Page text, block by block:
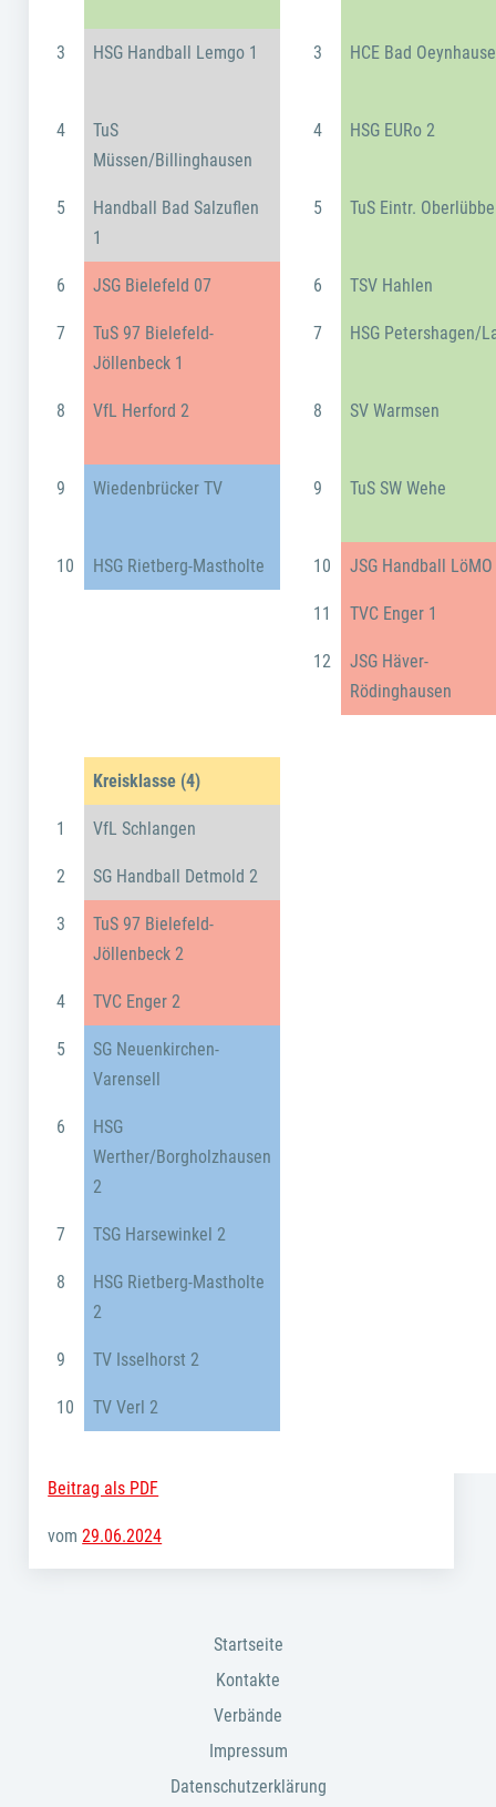
3 HSG Handball Lemgo 1 3 HCE Bad
4
TuS
Müssen/Billinghausen
4 HSG EURo 2
5
Handball Bad Salzuflen
1
5 TuS Eintr. Oberlübbe
6 JSG Bielefeld 07 6 TSV Hahlen
7
TuS 97 Bielefeld-
Jöllenbeck 1
7 HSG Petershagen/
8 VfL Herford 2 8 SV Warmsen
9 Wiedenbrücker TV 9 TuS SW Wehe
10 HSG Rietberg-Mastholte 10 JSG Handball LöMO
11 TVC Enger 1
12
JSG Häver-
Rödinghausen
Kreisklasse (4)
1 VfL Schlangen
2 SG Handball Detmold 2
3
TuS 97 Bielefeld-
Jöllenbeck 2
4 TVC Enger 2
5
SG Neuenkirchen-
Varensell
6
HSG
Werther/Borgholzhausen
2
7 TSG Harsewinkel 2
8
HSG Rietberg-Mastholte
2
9 TV Isselhorst 2
10 TV Verl 2
Beitrag als PDF
vom29.06.2024
Startseite
Kontakte
Verbände
Impressum
Datenschutzerklärung